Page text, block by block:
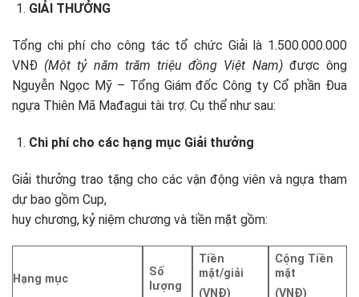
GIẢI THƯỞNG
Tổng chi phí cho công tác tổ chức Giải là 1.500.000.000
VNĐ (Một tỷ năm trăm triệu đồng Việt Nam) được ông
Nguyễn Ngọc Mỹ – Tổng Giám đốc Công ty Cổ phần Đua
ngựa Thiên Mã Mađagui tài trợ. Cụ thể như sau:
Chi phí cho các hạng mục Giải thưởng
Giải thưởng trao tặng cho các vận động viên và ngựa tham
dự bao gồm Cup,
huy chương, kỷ niệm chương và tiền mặt gồm:
Hạng mục
Số
lượng
Tiền
mặt/giải
(VNĐ)
Cộng Tiền
mặt
(VNĐ)